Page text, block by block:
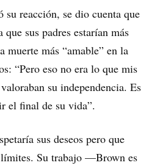
su reacción, se dio cuenta que
que sus padres estarían más
muerte más “amable” en la
“Pero eso no era lo que mis
su independencia. Es
el final de su vida”.
sus deseos pero que
límites. Su trabajo —Brown es